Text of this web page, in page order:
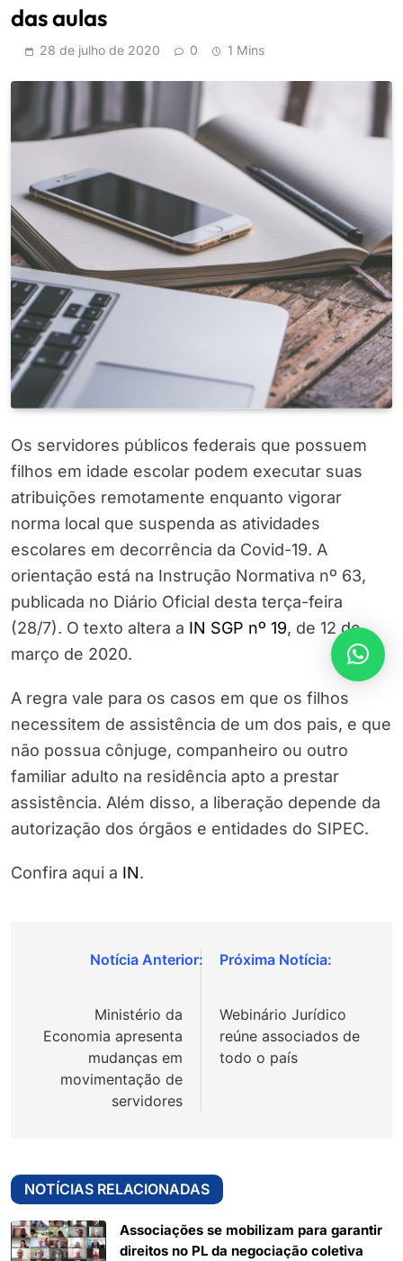
das aulas
28 de julho de 2020 0 1 Mins
Os servidores públicos federais que possuem
filhos em idade escolar podem executar suas
atribuições remotamente enquanto vigorar
norma local que suspenda as atividades
escolares em decorrência da Covid-19. A
orientação está na Instrução Normativa nº 63,
publicada no Diário Oficial desta terça-feira
(28/7). O texto altera a IN SGP nº 19, de 12 de
março de 2020.
A regra vale para os casos em que os filhos
necessitem de assistência de um dos pais, e que
não possua cônjuge, companheiro ou outro
familiar adulto na residência apto a prestar
assistência. Além disso, a liberação depende da
autorização dos órgãos e entidades do SIPEC.
Confira aqui a IN.
Navegação
Post
Ministério da
Economia apresenta
mudanças em
movimentação de
servidores
Webinário Jurídico
reúne associados de
todo o país
NOTÍCIAS RELACIONADAS
Associações se mobilizam para garantir
direitos no PL da negociação coletiva